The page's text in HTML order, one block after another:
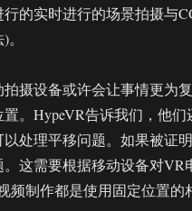
行的实时进行的场景拍摄与
拍摄设备或许会让事情更为
置。HypeVR告诉我们，他
以处理平移问题。如果被证
。这需要根据移动设备对VR
频制作都是使用固定位置的